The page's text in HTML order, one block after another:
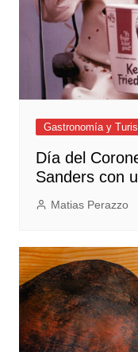
Gastronomía y
Día del
Sanders con
Matias Perazzo